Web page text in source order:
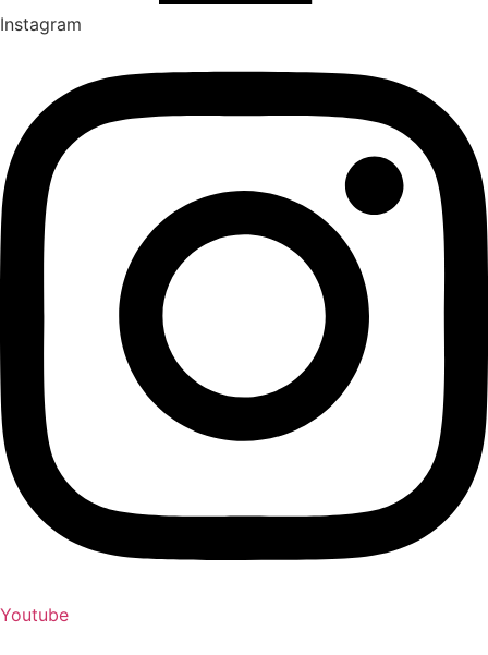
Instagram
Youtube